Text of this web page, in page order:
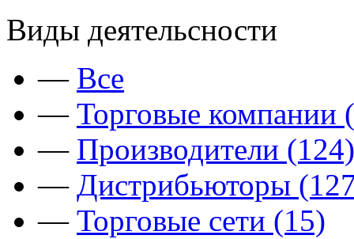
Виды деятельсности
— Все
— Торговые компании
— Производители (124)
— Дистрибьюторы
— Торговые сети (15)